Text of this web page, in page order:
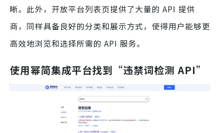
晰。此外，开放平台列表页提供了大量的 API 提供
商，同样具备良好的分类和展示方式，使得用户能够更
高效地浏览和选择所需的 API 服务。
使用幂简集成平台找到“违禁词检测 API”